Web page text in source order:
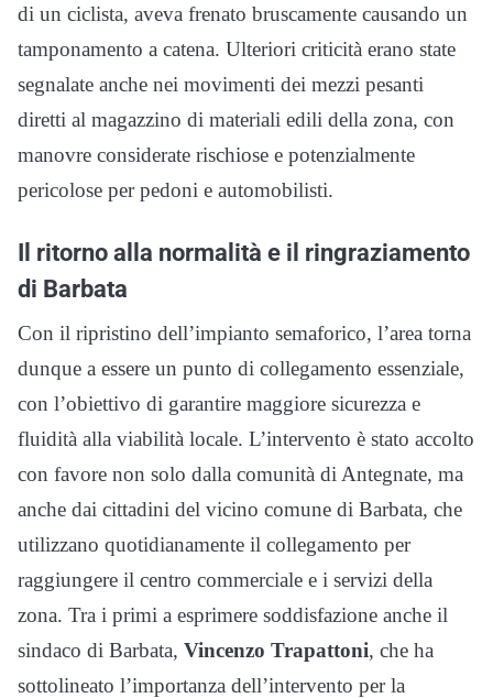
di un ciclista, aveva frenato bruscamente causando un
tamponamento a catena. Ulteriori criticità erano state
segnalate anche nei movimenti dei mezzi pesanti
diretti al magazzino di materiali edili della zona, con
manovre considerate rischiose e potenzialmente
pericolose per pedoni e automobilisti.
Il ritorno alla normalità e il ringraziamento
di Barbata
Con il ripristino dell’impianto semaforico, l’area torna
dunque a essere un punto di collegamento essenziale,
con l’obiettivo di garantire maggiore sicurezza e
fluidità alla viabilità locale. L’intervento è stato accolto
con favore non solo dalla comunità di Antegnate, ma
anche dai cittadini del vicino comune di Barbata, che
utilizzano quotidianamente il collegamento per
raggiungere il centro commerciale e i servizi della
zona. Tra i primi a esprimere soddisfazione anche il
sindaco di Barbata, Vincenzo Trapattoni, che ha
sottolineato l’importanza dell’intervento per la